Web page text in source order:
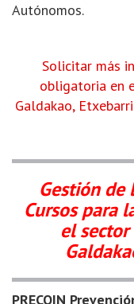
Autónomos.
Solicitar más
obligatoria en
Galdakao,
Gestión de
Cursos para
el
PRECOIN